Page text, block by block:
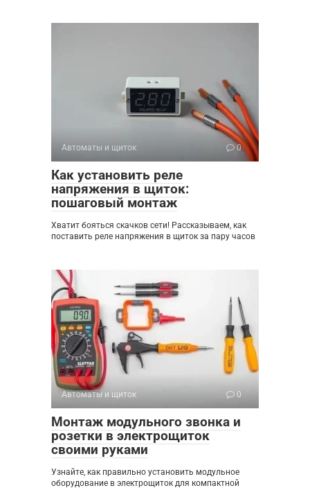
Автоматы и щиток 0
Как установить реле
напряжения в щиток:
пошаговый монтаж
Хватит бояться скачков сети! Рассказываем, как
поставить реле напряжения в щиток за пару часов
Автоматы и щиток 0
Монтаж модульного звонка и
розетки в электрощиток
своими руками
Узнайте, как правильно установить модульное
оборудование в электрощиток для компактной